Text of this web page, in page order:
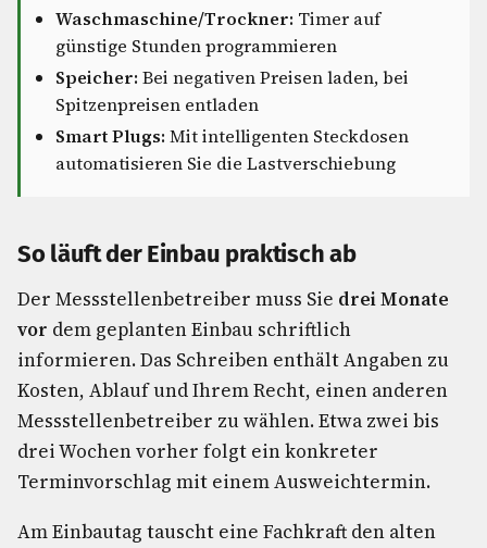
Waschmaschine/Trockner: Timer auf
günstige Stunden programmieren
Speicher: Bei negativen Preisen laden, bei
Spitzenpreisen entladen
Smart Plugs: Mit intelligenten Steckdosen
automatisieren Sie die Lastverschiebung
So läuft der Einbau praktisch ab
Der Messstellenbetreiber muss Sie drei Monate
vor dem geplanten Einbau schriftlich
informieren. Das Schreiben enthält Angaben zu
Kosten, Ablauf und Ihrem Recht, einen anderen
Messstellenbetreiber zu wählen. Etwa zwei bis
drei Wochen vorher folgt ein konkreter
Terminvorschlag mit einem Ausweichtermin.
Am Einbautag tauscht eine Fachkraft den alten